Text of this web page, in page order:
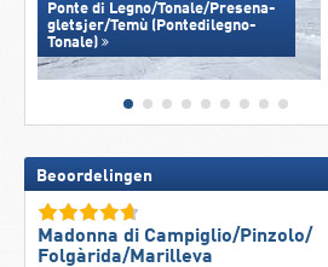
Ponte di Legno/​​Tonale/​​Presena-
gletsjer/​​Temù (Pontedilegno-
Tonale)
Beoordelingen
Madonna di Campiglio/​Pinzolo/​
Folgàrida/​Marilleva